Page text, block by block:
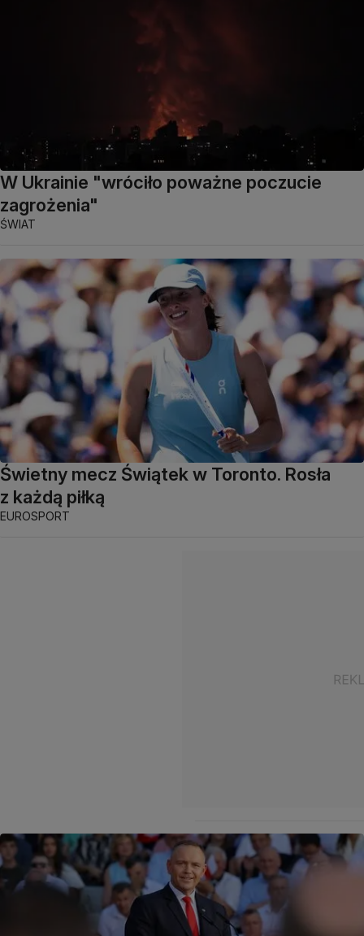
W Ukrainie "wróciło poważne poczucie
zagrożenia"
ŚWIAT
Świetny mecz Świątek w Toronto. Rosła
z każdą piłką
EUROSPORT